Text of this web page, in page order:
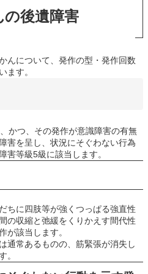
後遺障害
んについて、発作の型・発作回数
ます。
かつ、その発作が意識障害の有無
害を呈し、状況にそぐわない行為
害等級5級に該当します。
ちに四肢等が強くつっぱる強直性
の収縮と弛緩をくりかえす間代性
が該当します。
通常あるものの、筋緊張が消失し
。